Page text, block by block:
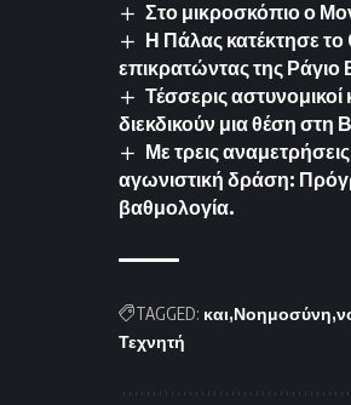
Στο μικροσκόπιο ο
Η Πάλας κατέκτησε το
επικρατώντας της Ράγιο
Τέσσερις αστυνομικοί
διεκδικούν μια θέση στη
Με τρεις αναμετρήσεις
αγωνιστική δράση:
βαθμολογία.
TAGGED: και Νοημοσύνη
Τεχνητή